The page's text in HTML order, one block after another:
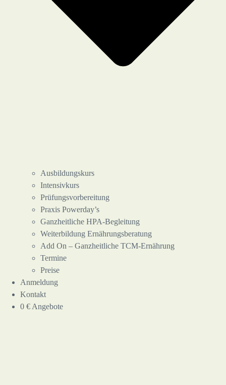
Ausbildungskurs
Intensivkurs
Prüfungsvorbereitung
Praxis Powerday’s
Ganzheitliche HPA-Begleitung
Weiterbildung Ernährungsberatung
Add On – Ganzheitliche TCM-Ernährung
Termine
Preise
Anmeldung
Kontakt
0 € Angebote